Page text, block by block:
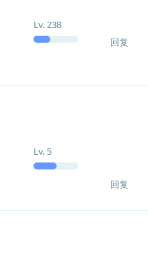
Lv.238
回复
Lv. 5
回复